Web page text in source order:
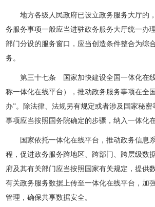
地方各级人民政府已设立政务服务大厅的
务服务事项一般应当进驻政务服务大厅统一办
部门分设的服务窗口，应当创造条件整合为综
务。
第三十七条 国家加快建设全国一体化在
称一体化在线平台），推动政务服务事项在全
办”。除法律、法规另有规定或者涉及国家秘
事项应当按照国务院确定的步骤，纳入一体化
国家依托一体化在线平台，推动政务信息
程，促进政务服务跨地区、跨部门、跨层级数
府及其有关部门应当按照国家有关规定，提供
有关政务服务数据上传至一体化在线平台，加
管理，确保共享数据安全。